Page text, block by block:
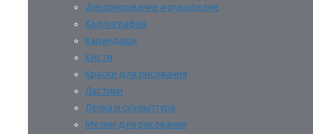
Декорирование и рукоделие
Каллиграфия
Карандаши
Кисти
Краски для рисования
Ластики
Лепка и скульптура
Мелки для рисования